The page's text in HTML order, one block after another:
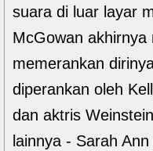
suara di luar layar
McGowan
memerankan
diperankan oleh
dan aktris
lainnya - Sarah